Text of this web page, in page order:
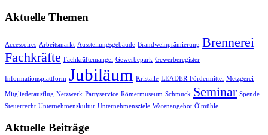
Aktuelle Themen
Accessoires Arbeitsmarkt Ausstellungsgebäude Brandweinprämierung Brennerei
Fachkräfte Fachkräftemangel Gewerbepark Gewerberegister
Informationsplattform Jubiläum Kristalle LEADER-Fördermittel Metzgerei
Mitgliederausflug Netzwerk Partyservice Römermuseum Schmuck Seminar Spende
Steuerrecht Unternehmenskultur Unternehmensziele Warenangebot Ölmühle
Aktuelle Beiträge